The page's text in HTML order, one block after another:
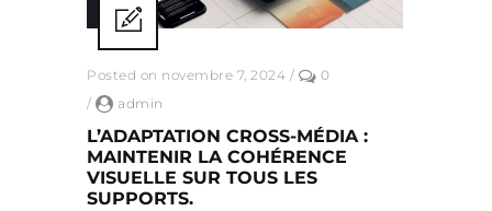
Posted on novembre 7, 2024 /
0
/
admin
L’ADAPTATION CROSS-MÉDIA :
MAINTENIR LA COHÉRENCE
VISUELLE SUR TOUS LES
SUPPORTS.